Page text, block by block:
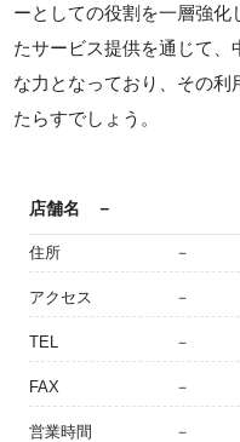
ーとしての役割を一層強
たサービス提供を通じて
な力となっており、その利
たらすでしょう。
店舗名 －
住所 －
アクセス －
TEL －
FAX －
営業時間 －